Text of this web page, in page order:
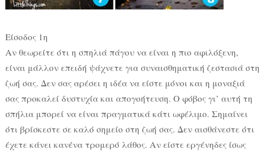
Είσοδος 1η
Αν θεωρείτε ότι η σπηλιά πάγου να είναι η πιο αφιλόξενη,
είναι μάλλον επειδή ψάχνετε για συναισθηματική ζεστασιά στη
ζωή σας. Δεν σας αρέσει η ιδέα να είστε μόνοι και η μοναξιά
σας προκαλεί δυστυχία και απογοήτευση. Ο φόβος γι’ αυτή τη
σπήλια μπορεί να είναι πραγματικά κάτι ωφέλιμο. Σημαίνει
ότι βρίσκεστε σε καλό σημείο στη ζωή σας. Δεν αισθάνεστε ότι
έχετε κάνει κανένα τρομερό λάθος. Αν είστε εργένηδες ίσως